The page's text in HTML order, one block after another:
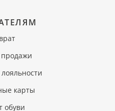
карты
обуви